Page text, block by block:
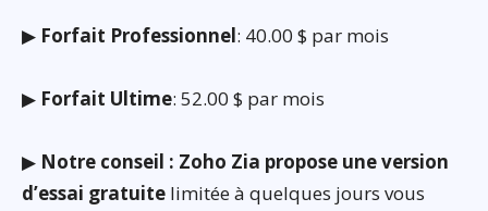
▶ Forfait Professionnel: 40.00 $ par mois
▶ Forfait Ultime: 52.00 $ par mois
▶ Notre conseil : Zoho Zia propose une version
d’essai gratuite limitée à quelques jours vous